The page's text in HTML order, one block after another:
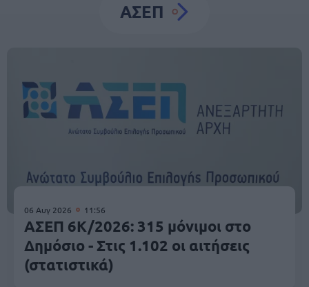
ΑΣΕΠ
06 Αυγ 2026 11:56
ΑΣΕΠ 6Κ/2026: 315 μόνιμοι στο
Δημόσιο - Στις 1.102 οι αιτήσεις
(στατιστικά)